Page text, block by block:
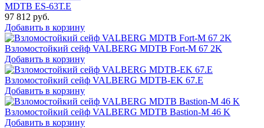
MDTB ES-63Т.Е
97 812 руб.
Добавить в корзину
Взломостойкий сейф VALBERG MDTB Fort-M 67 2K
Добавить в корзину
Взломостойкий сейф VALBERG MDTB-EK 67.E
Добавить в корзину
Взломостойкий сейф VALBERG MDTB Bastion-M 46 K
Добавить в корзину